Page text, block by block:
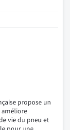
propose un
vie du pneu et